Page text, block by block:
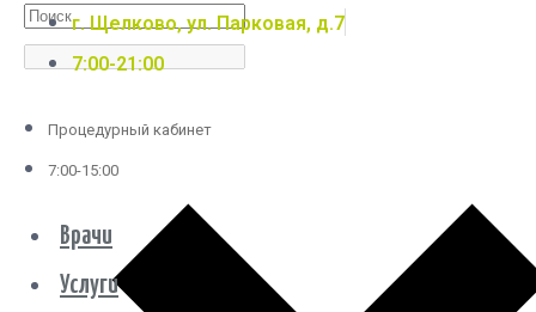
г. Щелково, ул. Парковая, д.7
7:00-21:00
Процедурный кабинет
7:00-15:00
Врачи
Услуги